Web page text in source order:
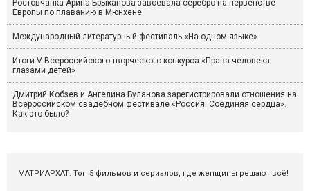
Ростовчанка Арина Брыканова завоевала серебро на первенстве
Европы по плаванию в Мюнхене
Международный литературный фестиваль «На одном языке»
Итоги V Всероссийского творческого конкурса «Права человека
глазами детей»
Дмитрий Кобзев и Ангелина Буланова зарегистрировали отношения на
Всероссийском свадебном фестивале «Россия. Соединяя сердца».
Как это было?
МАТРИАРХАТ. Топ 5 фильмов и сериалов, где женщины решают всё!